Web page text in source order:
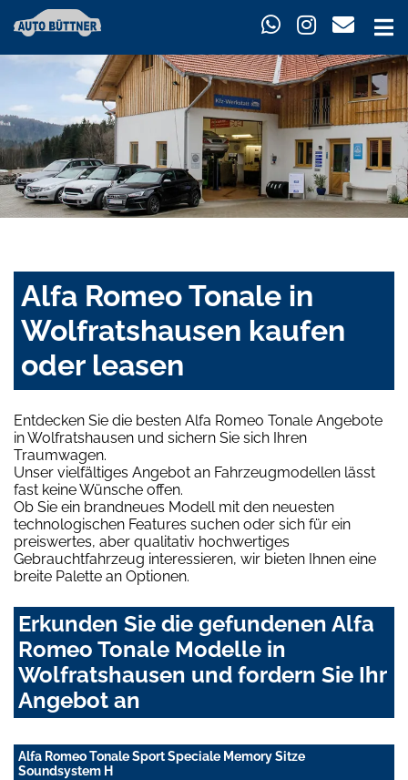
Alfa Romeo Tonale in
Wolfratshausen kaufen
oder leasen
Entdecken Sie die besten Alfa Romeo Tonale Angebote
in Wolfratshausen und sichern Sie sich Ihren
Traumwagen.
Unser vielfältiges Angebot an Fahrzeugmodellen lässt
fast keine Wünsche offen.
Ob Sie ein brandneues Modell mit den neuesten
technologischen Features suchen oder sich für ein
preiswertes, aber qualitativ hochwertiges
Gebrauchtfahrzeug interessieren, wir bieten Ihnen eine
breite Palette an Optionen.
Erkunden Sie die gefundenen Alfa
Romeo Tonale Modelle in
Wolfratshausen und fordern Sie Ihr
Angebot an
Alfa Romeo Tonale Sport Speciale Memory Sitze
Soundsystem H